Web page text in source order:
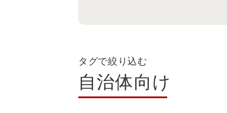
タグで絞り込む
自治体向け